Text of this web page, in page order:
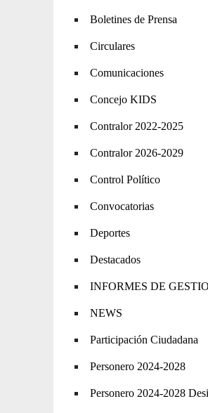
Boletines de Prensa
Circulares
Comunicaciones
Concejo KIDS
Contralor 2022-2025
Contralor 2026-2029
Control Político
Convocatorias
Deportes
Destacados
INFORMES DE
NEWS
Participación Ciudadana
Personero 2024-2028
Personero 2024-2028